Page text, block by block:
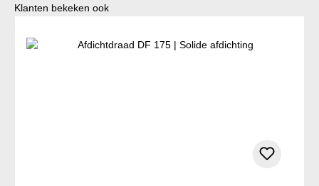
Productgalerij overslaan
Klanten bekeken ook